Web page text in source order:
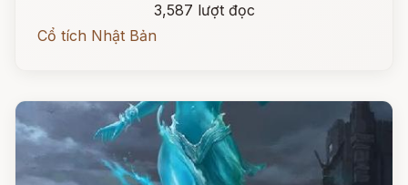
3,587 lượt đọc
Cổ tích Nhật Bản